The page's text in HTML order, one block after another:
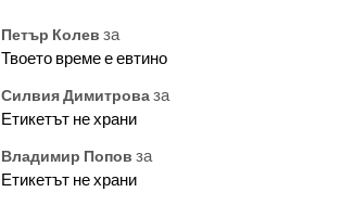
Петър Колев за
Твоето време е евтино
Силвия Димитроваза
Етикетът не храни
Владимир Попов за
Етикетът не храни